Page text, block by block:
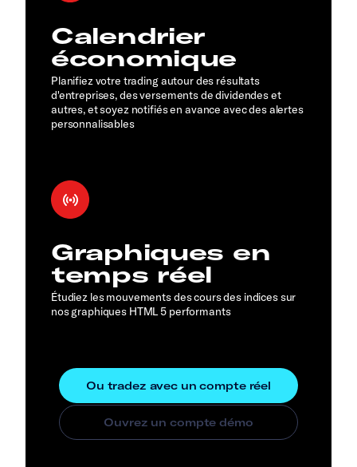
Calendrier
économique
Planifiez votre trading autour des résultats
d'entreprises, des versements de dividendes et
autres, et soyez notifiés en avance avec des alertes
personnalisables
Graphiques en
temps réel
Étudiez les mouvements des cours des indices sur
nos graphiques HTML 5 performants